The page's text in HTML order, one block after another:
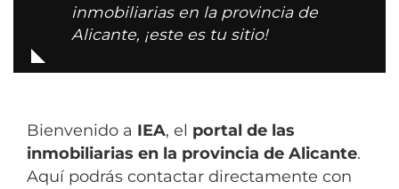
inmobiliarias en la provincia de
Alicante, ¡este es tu sitio!
Bienvenido a IEA, el portal de las
inmobiliarias en la provincia de Alicante.
Aquí podrás contactar directamente con